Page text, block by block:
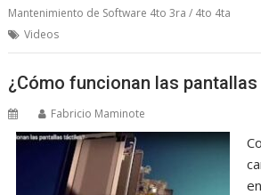
Mantenimiento de Software 4to 3ra / 4to 4ta
Videos
¿Cómo funcionan las
Fabricio Maminote